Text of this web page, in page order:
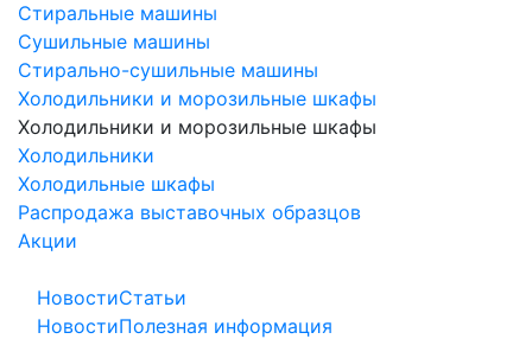
Стиральные машины
Сушильные машины
Стирально-сушильные машины
Холодильники и морозильные шкафы
Холодильники и морозильные шкафы
Холодильники
Холодильные шкафы
Распродажа выставочных образцов
Акции
Новости
Новости
Статьи
Полезная информация